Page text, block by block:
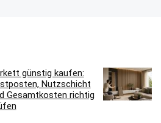
günstig kaufen:
Nutzschicht
Gesamtkosten richtig